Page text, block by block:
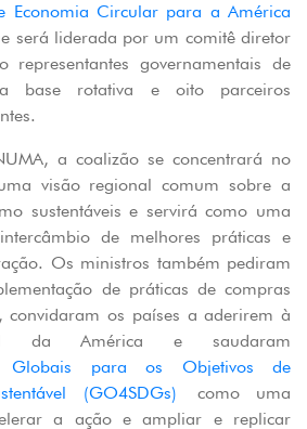
Economia Circular para a América
será liderada por um comitê diretor
representantes governamentais de
base rotativa e oito parceiros
a coalizão se concentrará no
visão regional comum sobre a
sustentáveis e servirá como uma
de melhores práticas e
Os ministros também pediram
de práticas de compras
convidaram os países a aderirem à
da América e saudaram
Globais para os Objetivos de
(GO4SDGs) como uma
a ação e ampliar e replicar